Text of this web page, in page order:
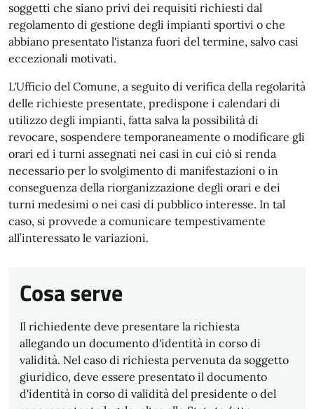
soggetti che siano privi dei requisiti richiesti dal
regolamento di gestione degli impianti sportivi o che
abbiano presentato l'istanza fuori del termine, salvo casi
eccezionali motivati.
L'Ufficio del Comune, a seguito di verifica della regolarità
delle richieste presentate, predispone i calendari di
utilizzo degli impianti, fatta salva la possibilità di
revocare, sospendere temporaneamente o modificare gli
orari ed i turni assegnati nei casi in cui ciò si renda
necessario per lo svolgimento di manifestazioni o in
conseguenza della riorganizzazione degli orari e dei
turni medesimi o nei casi di pubblico interesse. In tal
caso, si provvede a comunicare tempestivamente
all’interessato le variazioni.
Cosa serve
Il richiedente deve presentare la richiesta
allegando un documento d'identità in corso di
validità. Nel caso di richiesta pervenuta da soggetto
giuridico, deve essere presentato il documento
d'identità in corso di validità del presidente o del